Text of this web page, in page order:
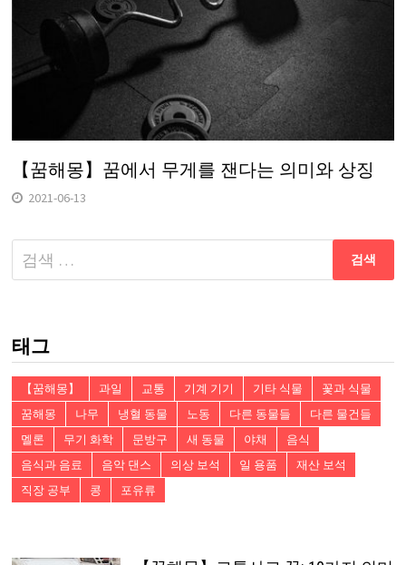
【꿈해몽】꿈에서 무게를 잰다는 의미와 상징
2021-06-13
다
음
태그
【꿈해몽】 과일 교통 기계 기기 기타 식물
꽃과 식물
꿈해몽
나무 냉혈 동물 노동 다른 동물들
다른 물건들
멜론
무기 화학 문방구 새 동물 야채
음식
음식과 음료
음악 댄스 의상 보석 일 용품
재산 보석
직장 공부
콩 포유류